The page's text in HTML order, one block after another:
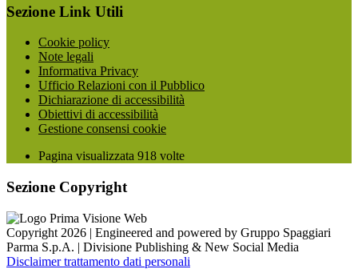
Sezione Link Utili
Cookie policy
Note legali
Informativa Privacy
Ufficio Relazioni con il Pubblico
Dichiarazione di accessibilità
Obiettivi di accessibilità
Gestione consensi cookie
Pagina visualizzata 918 volte
Sezione Copyright
Copyright 2026 | Engineered and powered by Gruppo Spaggiari
Parma S.p.A. | Divisione Publishing & New Social Media
Disclaimer trattamento dati personali